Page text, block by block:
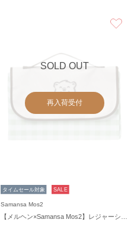
SOLD OUT
再入荷受付
タイムセール対象 SALE
Samansa Mos2